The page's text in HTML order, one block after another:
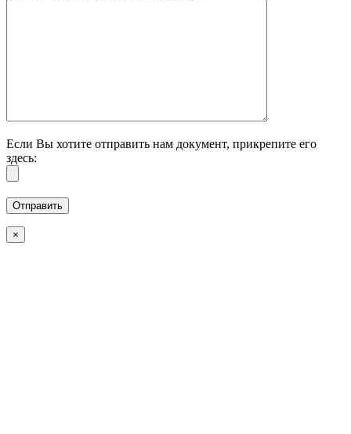
Если Вы хотите отправить нам документ, прикрепите его
здесь:
×